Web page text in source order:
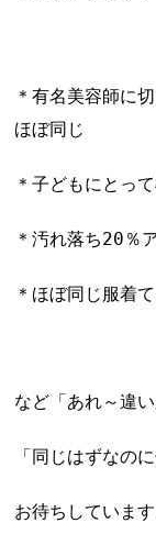
＊有名美容師に
ほぼ同じ
＊子どもにとっ
＊汚れ落ち20％
＊ほぼ同じ服着
など「あれ～違
「同じはずなの
お待ちしています